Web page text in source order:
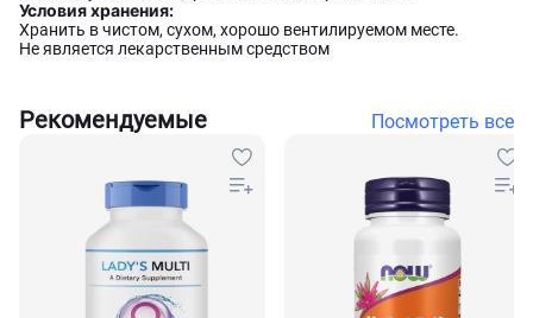
Условия хранения:
Хранить в чистом, сухом, хорошо вентилируемом месте.
Не является лекарственным средством
Рекомендуемые Посмотреть все